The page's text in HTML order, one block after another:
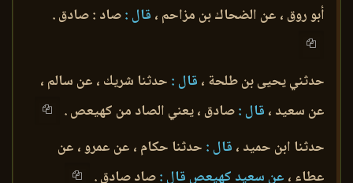
أبو روق ، عن الضحاك بن مزاحم ، قال :صاد : صادق .
حدثني يحيى بن طلحة ، قال : حدثنا شريك ، عن سالم ،
عن سعيد ، قال :صادق ، يعني الصاد من كهيعص .
حدثنا ابن حميد ، قال : حدثنا حكام ، عن عمرو ، عن
عطاء ، عن سعيد كهيعص قال :صاد صادق .